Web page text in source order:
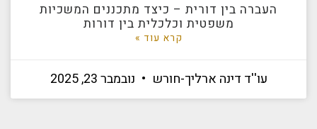
העברה בין דורית – כיצד מתכננים המשכיות
משפטית וכלכלית בין דורות
קרא עוד »
עו''ד דינה ארליך-חורש נובמבר 23, 2025